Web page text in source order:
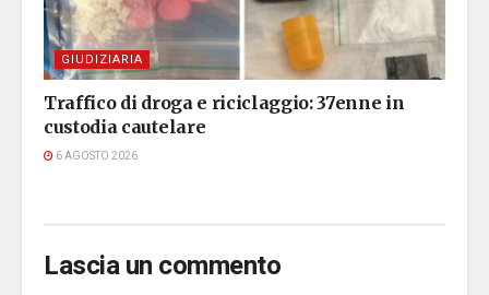
GIUDIZIARIA
Traffico di droga e riciclaggio: 37enne in
custodia cautelare
6 AGOSTO 2026
Lascia un commento